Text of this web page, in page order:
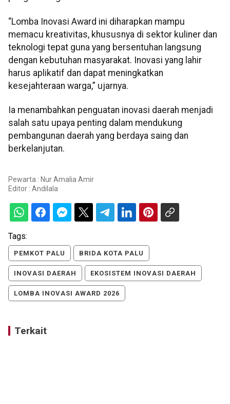
“Lomba Inovasi Award ini diharapkan mampu
memacu kreativitas, khususnya di sektor kuliner dan
teknologi tepat guna yang bersentuhan langsung
dengan kebutuhan masyarakat. Inovasi yang lahir
harus aplikatif dan dapat meningkatkan
kesejahteraan warga,” ujarnya.
Ia menambahkan penguatan inovasi daerah menjadi
salah satu upaya penting dalam mendukung
pembangunan daerah yang berdaya saing dan
berkelanjutan.
Pewarta : Nur Amalia Amir
Editor : Andilala
Tags:
PEMKOT PALU BRIDA KOTA PALU
INOVASI DAERAH EKOSISTEM INOVASI DAERAH
LOMBA INOVASI AWARD 2026
Terkait